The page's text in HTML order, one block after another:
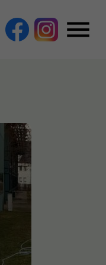
menu